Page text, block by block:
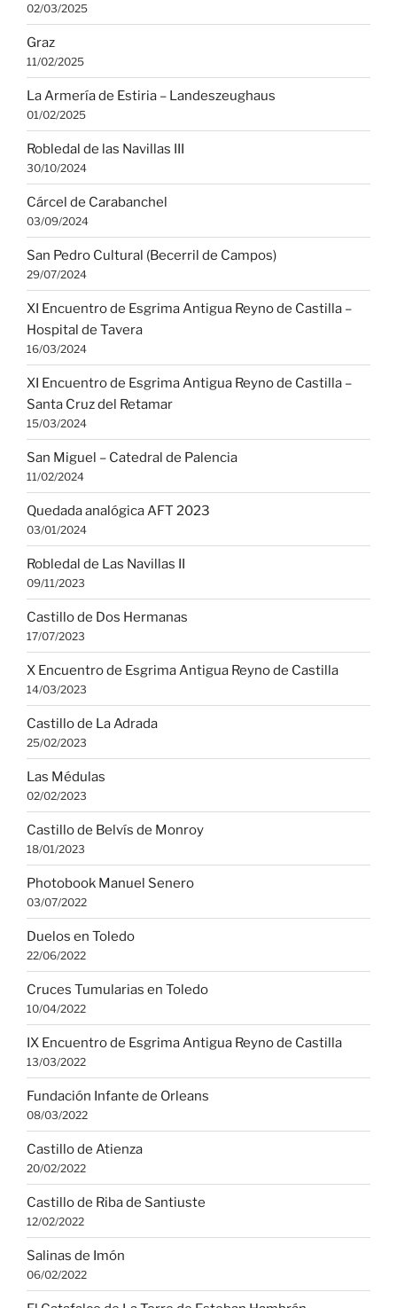
02/03/2025
Graz
11/02/2025
La Armería de Estiria – Landeszeughaus
01/02/2025
Robledal de las Navillas III
30/10/2024
Cárcel de Carabanchel
03/09/2024
San Pedro Cultural (Becerril de Campos)
29/07/2024
XI Encuentro de Esgrima Antigua Reyno de Castilla –
Hospital de Tavera
16/03/2024
XI Encuentro de Esgrima Antigua Reyno de Castilla –
Santa Cruz del Retamar
15/03/2024
San Miguel – Catedral de Palencia
11/02/2024
Quedada analógica AFT 2023
03/01/2024
Robledal de Las Navillas II
09/11/2023
Castillo de Dos Hermanas
17/07/2023
X Encuentro de Esgrima Antigua Reyno de Castilla
14/03/2023
Castillo de La Adrada
25/02/2023
Las Médulas
02/02/2023
Castillo de Belvís de Monroy
18/01/2023
Photobook Manuel Senero
03/07/2022
Duelos en Toledo
22/06/2022
Cruces Tumularias en Toledo
10/04/2022
IX Encuentro de Esgrima Antigua Reyno de Castilla
13/03/2022
Fundación Infante de Orleans
08/03/2022
Castillo de Atienza
20/02/2022
Castillo de Riba de Santiuste
12/02/2022
Salinas de Imón
06/02/2022